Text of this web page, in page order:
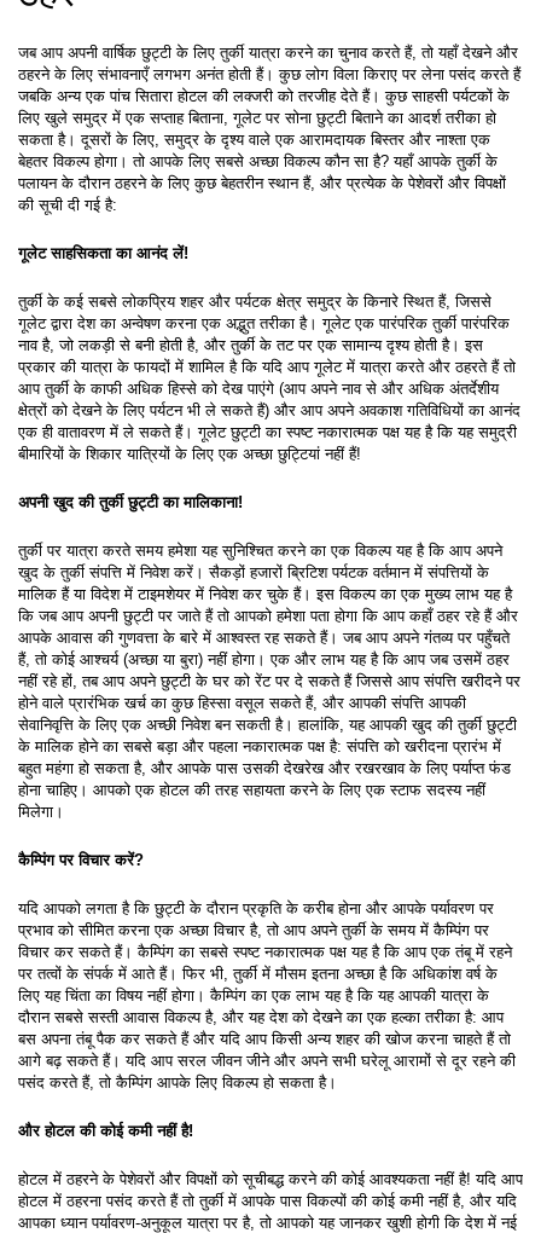
जब आप अपनी वार्षिक छुट्टी के लिए तुर्की यात्रा करने का चुनाव करते हैं, तो यहाँ देखने और
ठहरने के लिए संभावनाएँ लगभग अनंत होती हैं। कुछ लोग विला किराए पर लेना पसंद करते हैं
जबकि अन्य एक पांच सितारा होटल की लक्जरी को तरजीह देते हैं। कुछ साहसी पर्यटकों के
लिए खुले समुद्र में एक सप्ताह बिताना, गूलेट पर सोना छुट्टी बिताने का आदर्श तरीका हो
सकता है। दूसरों के लिए, समुद्र के दृश्य वाले एक आरामदायक बिस्तर और नाश्ता एक
बेहतर विकल्प होगा। तो आपके लिए सबसे अच्छा विकल्प कौन सा है? यहाँ आपके तुर्की के
पलायन के दौरान ठहरने के लिए कुछ बेहतरीन स्थान हैं, और प्रत्येक के पेशेवरों और विपक्षों
की सूची दी गई है:
गूलेट साहसिकता का आनंद लें!
तुर्की के कई सबसे लोकप्रिय शहर और पर्यटक क्षेत्र समुद्र के किनारे स्थित हैं, जिससे
गूलेट द्वारा देश का अन्वेषण करना एक अद्भुत तरीका है। गूलेट एक पारंपरिक तुर्की पारंपरिक
नाव है, जो लकड़ी से बनी होती है, और तुर्की के तट पर एक सामान्य दृश्य होती है। इस
प्रकार की यात्रा के फायदों में शामिल है कि यदि आप गूलेट में यात्रा करते और ठहरते हैं तो
आप तुर्की के काफी अधिक हिस्से को देख पाएंगे (आप अपने नाव से और अधिक अंतर्देशीय
क्षेत्रों को देखने के लिए पर्यटन भी ले सकते हैं) और आप अपने अवकाश गतिविधियों का आनंद
एक ही वातावरण में ले सकते हैं। गूलेट छुट्टी का स्पष्ट नकारात्मक पक्ष यह है कि यह समुद्री
बीमारियों के शिकार यात्रियों के लिए एक अच्छा छुट्टियां नहीं हैं!
अपनी खुद की तुर्की छुट्टी का मालिकाना!
तुर्की पर यात्रा करते समय हमेशा यह सुनिश्चित करने का एक विकल्प यह है कि आप अपने
खुद के तुर्की संपत्ति में निवेश करें। सैकड़ों हजारों ब्रिटिश पर्यटक वर्तमान में संपत्तियों के
मालिक हैं या विदेश में टाइमशेयर में निवेश कर चुके हैं। इस विकल्प का एक मुख्य लाभ यह है
कि जब आप अपनी छुट्टी पर जाते हैं तो आपको हमेशा पता होगा कि आप कहाँ ठहर रहे हैं और
आपके आवास की गुणवत्ता के बारे में आश्वस्त रह सकते हैं। जब आप अपने गंतव्य पर पहुँचते
हैं, तो कोई आश्चर्य (अच्छा या बुरा) नहीं होगा। एक और लाभ यह है कि आप जब उसमें ठहर
नहीं रहे हों, तब आप अपने छुट्टी के घर को रेंट पर दे सकते हैं जिससे आप संपत्ति खरीदने पर
होने वाले प्रारंभिक खर्च का कुछ हिस्सा वसूल सकते हैं, और आपकी संपत्ति आपकी
सेवानिवृत्ति के लिए एक अच्छी निवेश बन सकती है। हालांकि, यह आपकी खुद की तुर्की छुट्टी
के मालिक होने का सबसे बड़ा और पहला नकारात्मक पक्ष है: संपत्ति को खरीदना प्रारंभ में
बहुत महंगा हो सकता है, और आपके पास उसकी देखरेख और रखरखाव के लिए पर्याप्त फंड
होना चाहिए। आपको एक होटल की तरह सहायता करने के लिए एक स्टाफ सदस्य नहीं
मिलेगा।
कैम्पिंग पर विचार करें?
यदि आपको लगता है कि छुट्टी के दौरान प्रकृति के करीब होना और आपके पर्यावरण पर
प्रभाव को सीमित करना एक अच्छा विचार है, तो आप अपने तुर्की के समय में कैम्पिंग पर
विचार कर सकते हैं। कैम्पिंग का सबसे स्पष्ट नकारात्मक पक्ष यह है कि आप एक तंबू में रहने
पर तत्वों के संपर्क में आते हैं। फिर भी, तुर्की में मौसम इतना अच्छा है कि अधिकांश वर्ष के
लिए यह चिंता का विषय नहीं होगा। कैम्पिंग का एक लाभ यह है कि यह आपकी यात्रा के
दौरान सबसे सस्ती आवास विकल्प है, और यह देश को देखने का एक हल्का तरीका है: आप
बस अपना तंबू पैक कर सकते हैं और यदि आप किसी अन्य शहर की खोज करना चाहते हैं तो
आगे बढ़ सकते हैं। यदि आप सरल जीवन जीने और अपने सभी घरेलू आरामों से दूर रहने की
पसंद करते हैं, तो कैम्पिंग आपके लिए विकल्प हो सकता है।
और होटल की कोई कमी नहीं है!
होटल में ठहरने के पेशेवरों और विपक्षों को सूचीबद्ध करने की कोई आवश्यकता नहीं है! यदि आप
होटल में ठहरना पसंद करते हैं तो तुर्की में आपके पास विकल्पों की कोई कमी नहीं है, और यदि
आपका ध्यान पर्यावरण-अनुकूल यात्रा पर है, तो आपको यह जानकर खुशी होगी कि देश में नई